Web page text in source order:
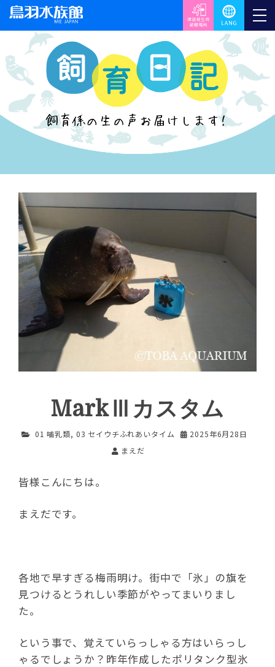
MarkⅢカスタム
01 哺乳類, 03 セイウチふれあいタイム
2025年6月28日
まえだ
皆様こんにちは。
まえだです。
各地で早すぎる梅雨明け。街中で「氷」の旗を
見つけるとうれしい季節がやってまいりまし
た。
という事で、覚えていらっしゃる方はいらっし
ゃるでしょうか？昨年作成したポリタンク型氷